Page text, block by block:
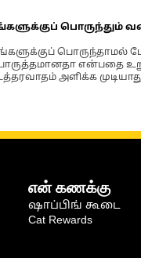
பொருந்தும்
பொருந்தாமல்
என்பதை
அளிக்க
என் கணக்கு
ஷாப்பிங் கூடை
Cat Rewards